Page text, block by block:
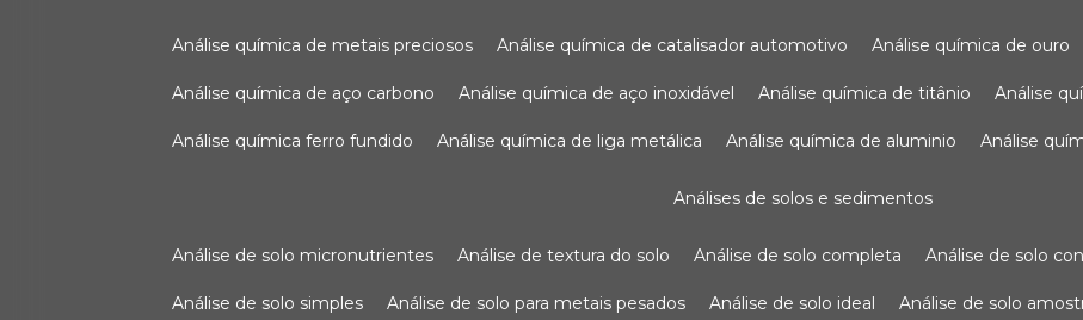
análise química de metais preciosos análise química de catalisador automotivo análise química de ouro
análise química de aço carbono análise química de aço inoxidável análise química de titânio análise
análise química ferro fundido análise química de liga metálica análise química de aluminio análise
análises de solos e sedimentos
análise de solo micronutrientes análise de textura do solo análise de solo completa análise de solo
análise de solo simples análise de solo para metais pesados análise de solo ideal análise de solo